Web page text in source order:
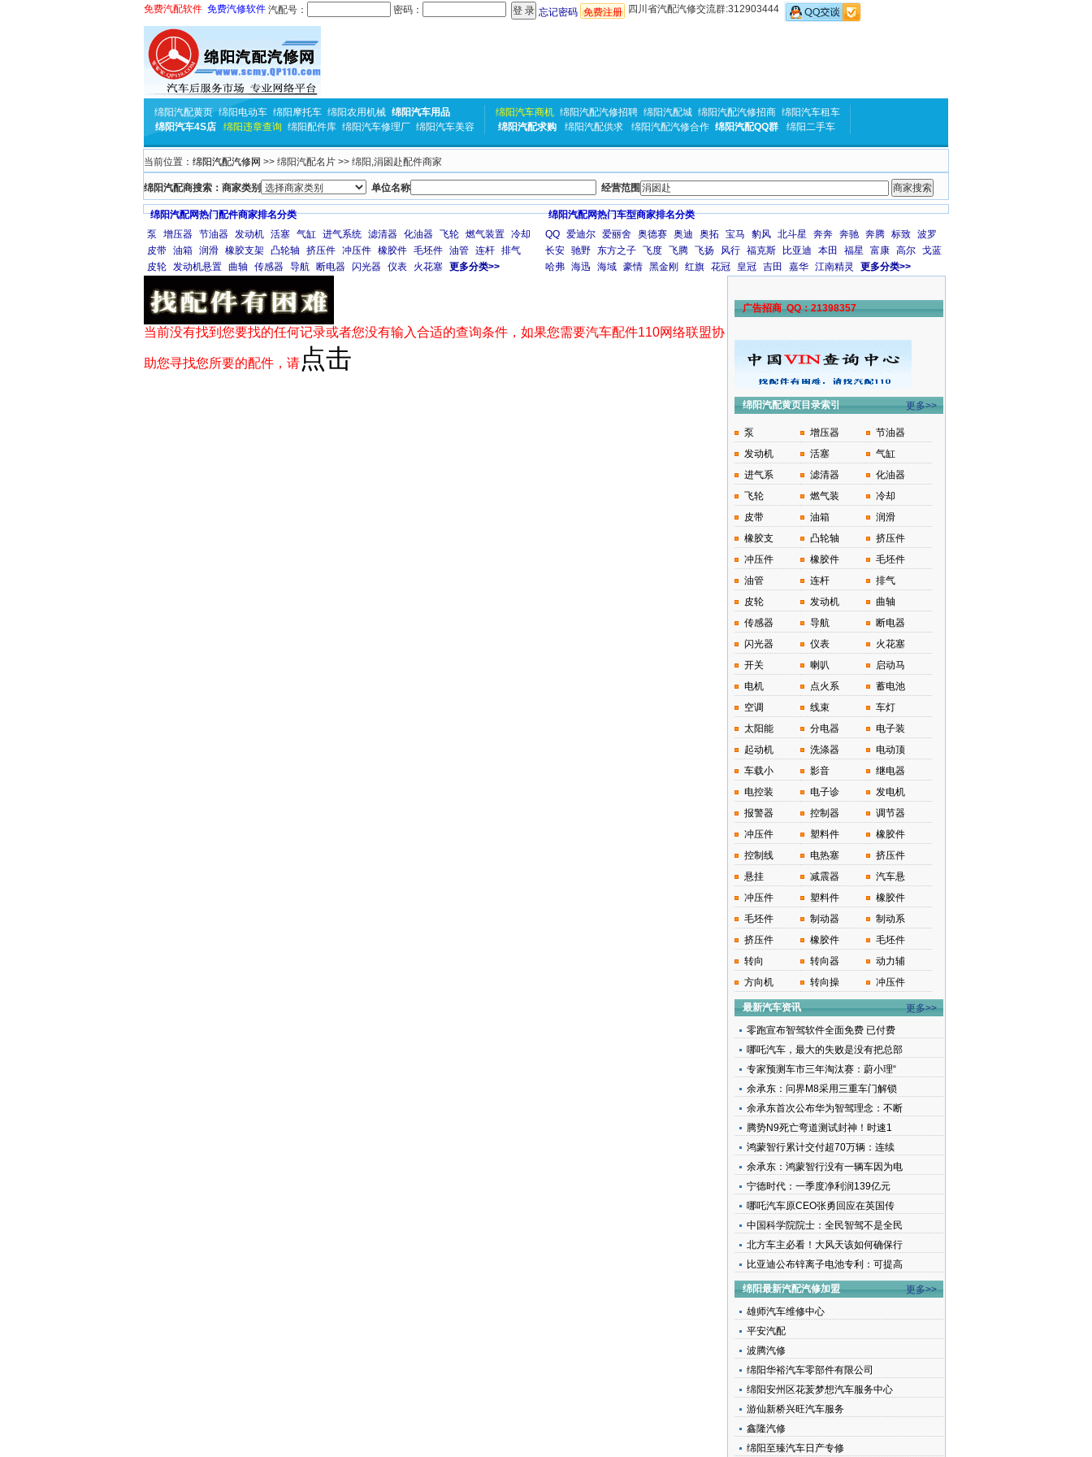
免费汽配软件 免费汽修软件 汽配号： 密码： 忘记密码 免费注册 四川省汽配汽修交流群:312903444
绵阳汽配黄页 绵阳电动车 绵阳摩托车 绵阳农用机械 绵阳汽车用品
绵阳汽车4S店
绵阳违章查询 绵阳配件库 绵阳汽车修理厂 绵阳汽车美容
绵阳汽车商机 绵阳汽配汽修招聘 绵阳汽配城 绵阳汽配汽修招商 绵阳汽车租车
绵阳汽配求购
绵阳汽配供求 绵阳汽配汽修合作 绵阳汽配QQ群 绵阳二手车
当前位置： 绵阳汽配汽修网 >> 绵阳汽配名片 >> 绵阳,涓囦赴配件商家
绵阳汽配商搜索：商家类别 单位名称 经营范围
绵阳汽配网热门配件商家排名分类
泵
增压器 节油器 发动机 活塞 气缸 进气系统 滤清器 化油器 飞轮 燃气装置 冷却
皮带 油箱 润滑 橡胶支架 凸轮轴 挤压件 冲压件 橡胶件 毛坯件 油管 连杆 排气
皮轮 发动机悬置 曲轴 传感器 导航 断电器 闪光器 仪表 火花塞 更多分类>>
绵阳汽配网热门车型商家排名分类
QQ 爱迪尔 爱丽舍 奥德赛 奥迪 奥拓 宝马 豹风 北斗星 奔奔 奔驰 奔腾 标致 波罗
长安 驰野 东方之子 飞度 飞腾 飞扬 风行 福克斯 比亚迪 本田 福星 富康 高尔 戈蓝
哈弗 海迅 海域 豪情 黑金刚 红旗 花冠 皇冠 吉田 嘉华 江南精灵 更多分类>>
当前没有找到您要找的任何记录或者您没有输入合适的查询条件，如果您需要汽车配件110网络联盟协
助您寻找您所要的配件，请 点击
广告招商 QQ：21398357
绵阳汽配黄页目录索引 更多>>
泵 增压器
节油器
发动机
活塞
气缸
进气系
滤清器
化油器
飞轮
燃气装
冷却
皮带
油箱
润滑
橡胶支
凸轮轴
挤压件
冲压件
橡胶件
毛坯件
油管
连杆
排气
皮轮
发动机
曲轴
传感器
导航
断电器
闪光器
仪表
火花塞
开关
喇叭
启动马
电机
点火系
蓄电池
空调
线束
车灯
太阳能
分电器
电子装
起动机
洗涤器
电动顶
车载小
影音
继电器
电控装
电子诊
发电机
报警器
控制器
调节器
冲压件
塑料件
橡胶件
控制线
电热塞
挤压件
悬挂
减震器
汽车悬
冲压件
塑料件
橡胶件
毛坯件
制动器
制动系
挤压件
橡胶件
毛坯件
转向
转向器
动力辅
方向机
转向操 冲压件
最新汽车资讯
更多>>
零跑宣布智驾软件全面免费 已付费
哪吒汽车，最大的失败是没有把总部
专家预测车市三年淘汰赛：蔚小理“
余承东：问界M8采用三重车门解锁
余承东首次公布华为智驾理念：不断
腾势N9死亡弯道测试封神！时速1
鸿蒙智行累计交付超70万辆：连续
余承东：鸿蒙智行没有一辆车因为电
宁德时代：一季度净利润139亿元
哪吒汽车原CEO张勇回应在英国传
中国科学院院士：全民智驾不是全民
北方车主必看！大风天该如何确保行
比亚迪公布锌离子电池专利：可提高
绵阳最新汽配汽修加盟
更多>>
雄师汽车维修中心
平安汽配
波腾汽修
绵阳华裕汽车零部件有限公司
绵阳安州区花荄梦想汽车服务中心
游仙新桥兴旺汽车服务
鑫隆汽修
绵阳至臻汽车日产专修